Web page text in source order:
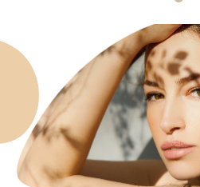
Soins
Je veux faire un bon cadeau
Plan d’accès
Prendre RDV